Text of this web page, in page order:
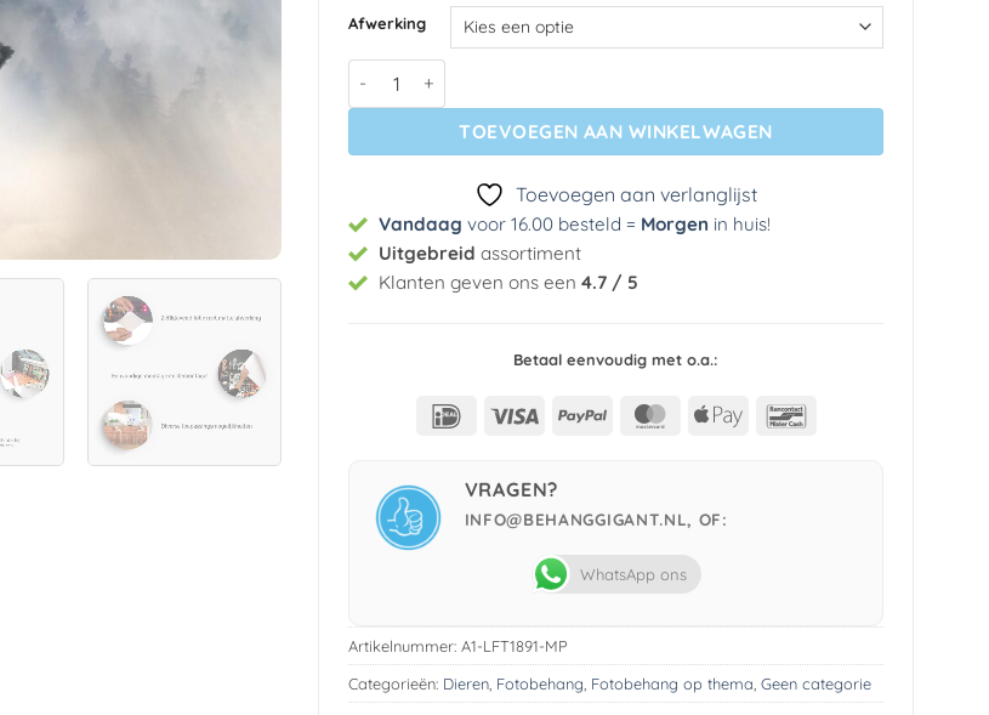
Afwerking
TOEVOEGEN AAN WINKELWAGEN
Toevoegen aan verlanglijst
Vandaag voor 16.00 besteld = Morgen in huis!
Uitgebreid assortiment
Klanten geven ons een 4.7 / 5
Betaal eenvoudig met o.a.:
IDeal Visa PayPal MasterCard
Apple
VRAGEN?
INFO@BEHANGGIGANT.NL, OF:
WhatsApp ons
Artikelnummer: A1-LFT1891-MP
Categorieën: Dieren, Fotobehang Fotobehang op thema Geen categorie